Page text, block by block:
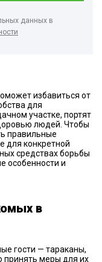
данных в
избавиться от
для
участке, портят
людей. Чтобы
правильные
для конкретной
средствах борьбы
особенности и
в
гости — тараканы,
принять меры для их